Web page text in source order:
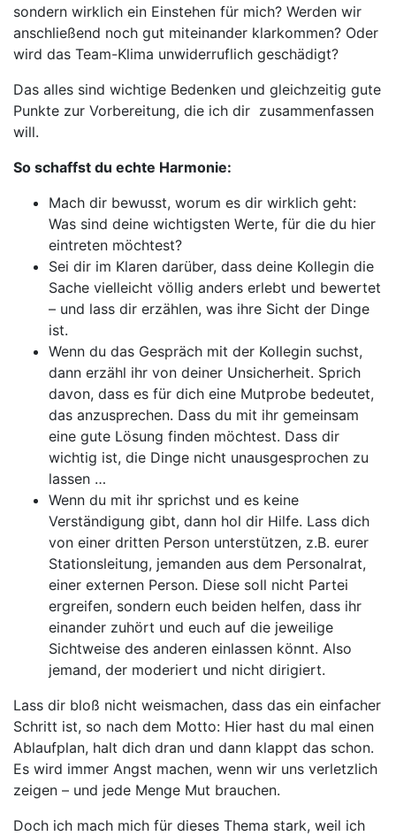
sondern wirklich ein Einstehen für mich? Werden wir
anschließend noch gut miteinander klarkommen? Oder
wird das Team-Klima unwiderruflich geschädigt?
Das alles sind wichtige Bedenken und gleichzeitig gute
Punkte zur Vorbereitung, die ich dir zusammenfassen
will.
So schaffst du echte Harmonie:
Mach dir bewusst, worum es dir wirklich geht:
Was sind deine wichtigsten Werte, für die du hier
eintreten möchtest?
Sei dir im Klaren darüber, dass deine Kollegin die
Sache vielleicht völlig anders erlebt und bewertet
– und lass dir erzählen, was ihre Sicht der Dinge
ist.
Wenn du das Gespräch mit der Kollegin suchst,
dann erzähl ihr von deiner Unsicherheit. Sprich
davon, dass es für dich eine Mutprobe bedeutet,
das anzusprechen. Dass du mit ihr gemeinsam
eine gute Lösung finden möchtest. Dass dir
wichtig ist, die Dinge nicht unausgesprochen zu
lassen …
Wenn du mit ihr sprichst und es keine
Verständigung gibt, dann hol dir Hilfe. Lass dich
von einer dritten Person unterstützen, z.B. eurer
Stationsleitung, jemanden aus dem Personalrat,
einer externen Person. Diese soll nicht Partei
ergreifen, sondern euch beiden helfen, dass ihr
einander zuhört und euch auf die jeweilige
Sichtweise des anderen einlassen könnt. Also
jemand, der moderiert und nicht dirigiert.
Lass dir bloß nicht weismachen, dass das ein einfacher
Schritt ist, so nach dem Motto: Hier hast du mal einen
Ablaufplan, halt dich dran und dann klappt das schon.
Es wird immer Angst machen, wenn wir uns verletzlich
zeigen – und jede Menge Mut brauchen.
Doch ich mach mich für dieses Thema stark, weil ich